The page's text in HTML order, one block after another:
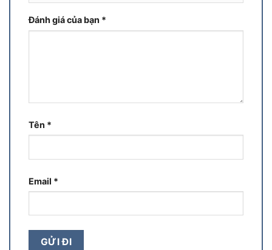
Đánh giá của bạn *
Tên *
Email *